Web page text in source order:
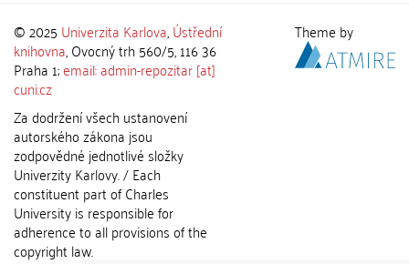
© 2025 Univerzita Karlova,Ústřední
knihovna, Ovocný trh 560/5, 116 36
Praha 1;email: admin-repozitar [at]
cuni.cz
Za dodržení všech ustanovení
autorského zákona jsou
zodpovědné jednotlivé složky
Univerzity Karlovy. / Each
constituent part of Charles
University is responsible for
adherence to all provisions of the
copyright law.
Theme by